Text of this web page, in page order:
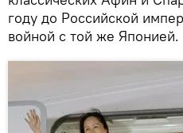
году до Российской
войной с той же Японией.